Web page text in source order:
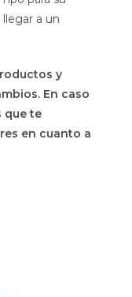
a un
y
En caso
que te
en cuanto a